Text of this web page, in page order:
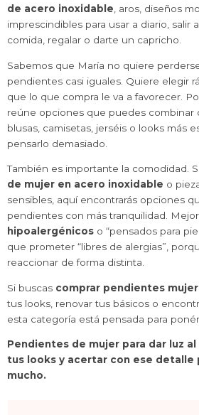
de acero inoxidable , aros, diseños
imprescindibles para usar a diario, salir
comida, regalar o darte un capricho.
Sabemos que María no quiere
pendientes casi iguales. Quiere elegir
que lo que compra le va a favorecer.
reúne opciones que puedes combinar
blusas, camisetas, jerséis o looks más
pensarlo demasiado.
También es importante la comodidad.
de mujer en acero inoxidable o
sensibles, aquí encontrarás opciones
pendientes con más tranquilidad.
hipoalergénicos o “pensados para
que prometer “libres de alergias”,
reaccionar de forma distinta.
Si buscas comprar pendientes
tus looks, renovar tus básicos o
esta categoría está pensada para
Pendientes de mujer para dar luz
tus looks y acertar con ese detalle
mucho.